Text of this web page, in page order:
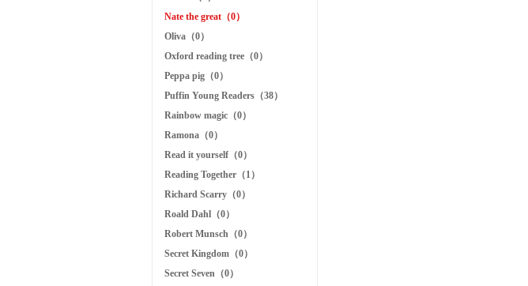
Nate the great（0）
Oliva（0）
Oxford reading tree（0）
Peppa pig（0）
Puffin Young Readers（38）
Rainbow magic（0）
Ramona（0）
Read it yourself（0）
Reading Together（1）
Richard Scarry（0）
Roald Dahl（0）
Robert Munsch（0）
Secret Kingdom（0）
Secret Seven（0）